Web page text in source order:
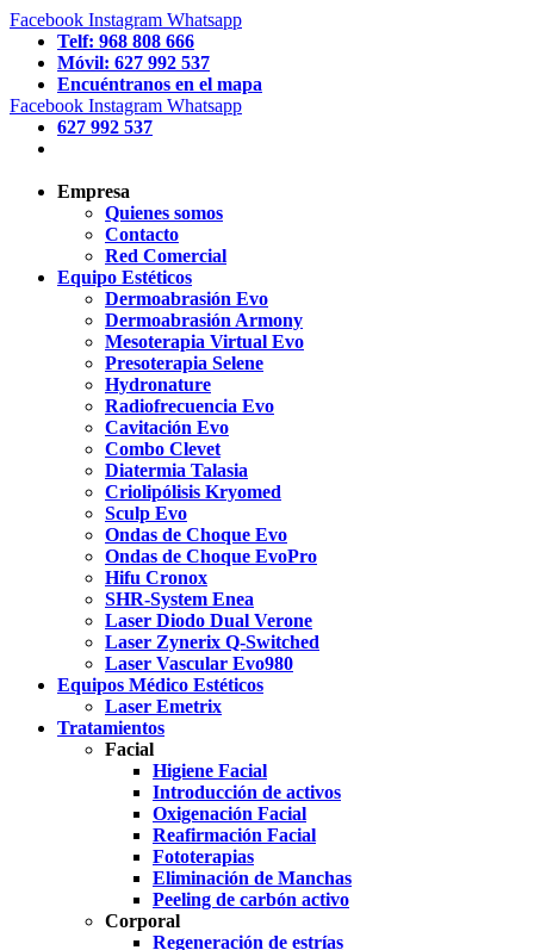
Facebook Instagram Whatsapp
Telf: 968 808 666
Móvil: 627 992 537
Encuéntranos en el mapa
Facebook Instagram Whatsapp
627 992 537
Empresa
Quienes somos
Contacto
Red Comercial
Equipo Estéticos
Dermoabrasión Evo
Dermoabrasión Armony
Mesoterapia Virtual Evo
Presoterapia Selene
Hydronature
Radiofrecuencia Evo
Cavitación Evo
Combo Clevet
Diatermia Talasia
Criolipólisis Kryomed
Sculp Evo
Ondas de Choque Evo
Ondas de Choque EvoPro
Hifu Cronox
SHR-System Enea
Laser Diodo Dual Verone
Laser Zynerix Q-Switched
Laser Vascular Evo980
Equipos Médico Estéticos
Laser Emetrix
Tratamientos
Facial
Higiene Facial
Introducción de activos
Oxigenación Facial
Reafirmación Facial
Fototerapias
Eliminación de Manchas
Peeling de carbón activo
Corporal
Regeneración de estrías